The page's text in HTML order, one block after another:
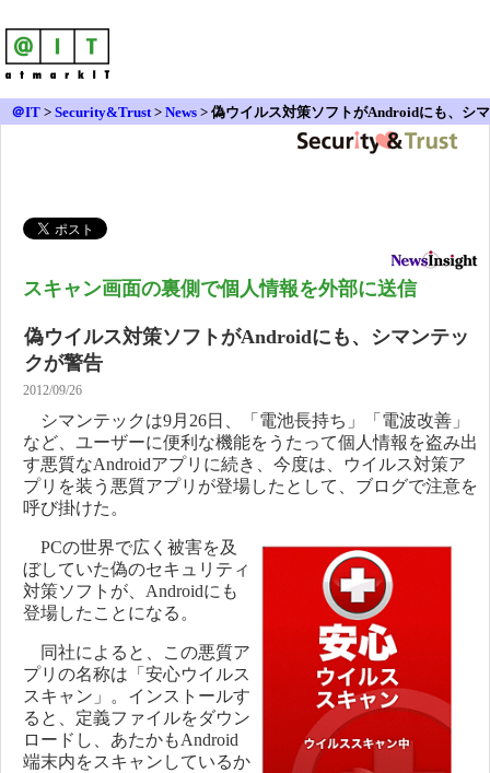
＠IT > Security&Trust> News > 偽ウイルス対策ソフトがAndroidにも、シマ
スキャン画面の裏側で個人情報を外部に送信
偽ウイルス対策ソフトがAndroidにも、シマンテッ
クが警告
2012/09/26
シマンテックは9月26日、「電池長持ち」「電波改善」
など、ユーザーに便利な機能をうたって個人情報を盗み出
す悪質なAndroidアプリに続き、今度は、ウイルス対策ア
プリを装う悪質アプリが登場したとして、ブログで注意を
呼び掛けた。
PCの世界で広く被害を及
ぼしていた偽のセキュリティ
対策ソフトが、Androidにも
登場したことになる。
同社によると、この悪質ア
プリの名称は「安心ウイルス
スキャン」。インストールす
ると、定義ファイルをダウン
ロードし、あたかもAndroid
端末内をスキャンしているか